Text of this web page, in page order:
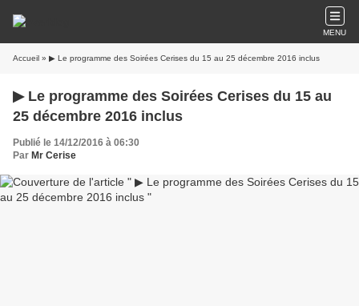
MENU
Accueil » ▶ Le programme des Soirées Cerises du 15 au 25 décembre 2016 inclus
▶ Le programme des Soirées Cerises du 15 au
25 décembre 2016 inclus
Publié le 14/12/2016 à 06:30
Par Mr Cerise